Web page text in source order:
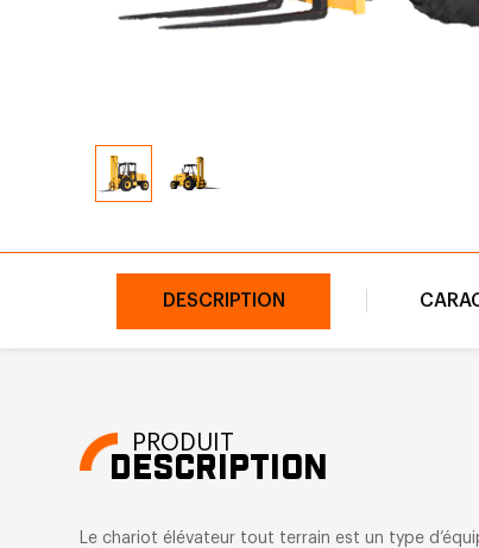
DESCRIPTION
PRODUIT
DESCRIPTION
Le chariot élévateur tout terrain est un type